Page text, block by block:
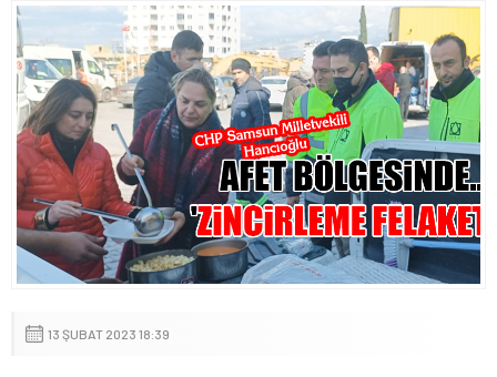
13 ŞUBAT 2023 18:39